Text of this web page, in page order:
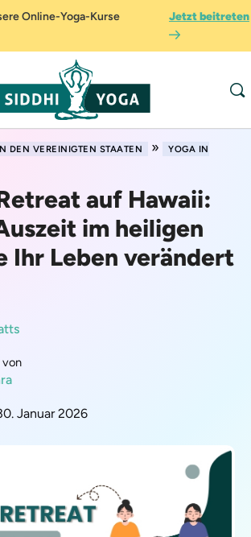
Online-Yoga-Kurse
Jetzt beitreten
DEN VEREINIGTEN STAATEN »
YOGA IN
auf Hawaii:
im heiligen
Ihr Leben verändert
von
Januar 2026